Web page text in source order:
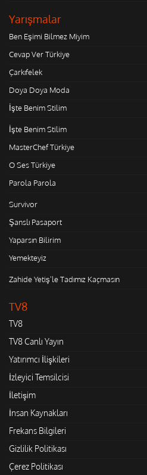
Yarışmalar
Ben Eşimi Bilmez Miyim
Cevap Ver Türkiye
Çarkıfelek
Doya Doya Moda
İşte Benim Stilim
İşte Benim Stilim
MasterChef Türkiye
O Ses Türkiye
Parola Parola
Survivor
Şanslı Pasaport
Yaparsın Bilirim
Yemekteyiz
Zahide Yetiş'le Tadımız Kaçmasın
TV8
TV8
TV8 Canlı Yayın
Yatırımcı İlişkileri
İzleyici Temsilcisi
İletişim
İnsan Kaynakları
Frekans Bilgileri
Gizlilik Politikası
Çerez Politikası